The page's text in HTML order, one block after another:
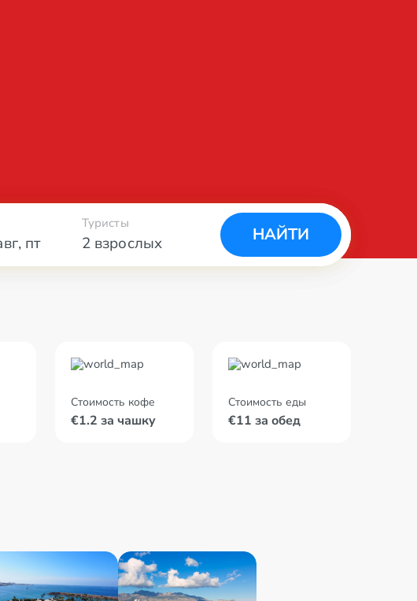
, пт 2 взрослых
Туристы
НАЙТИ
Стоимость кофе
€1.2 за чашку
Стоимость еды
€11 за обед